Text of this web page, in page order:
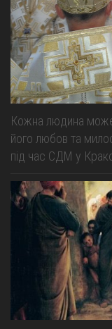
Кожна людина може
його любов та
під час СДМ у